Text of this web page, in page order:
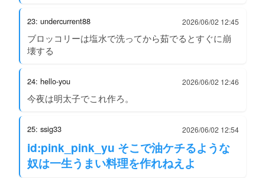
23: undercurrent88 2026/06/02 12:45
ブロッコリーは塩水で洗ってから茹でるとすぐに崩
壊する
24: hello-you 2026/06/02 12:46
今夜は明太子でこれ作ろ。
25: ssig33 2026/06/02 12:54
id:pink_pink_yu そこで油ケチるような
奴は一生うまい料理を作れねえよ